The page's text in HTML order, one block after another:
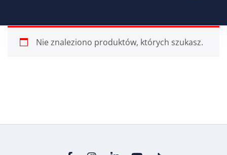
Nie znaleziono produktów, których szukasz.